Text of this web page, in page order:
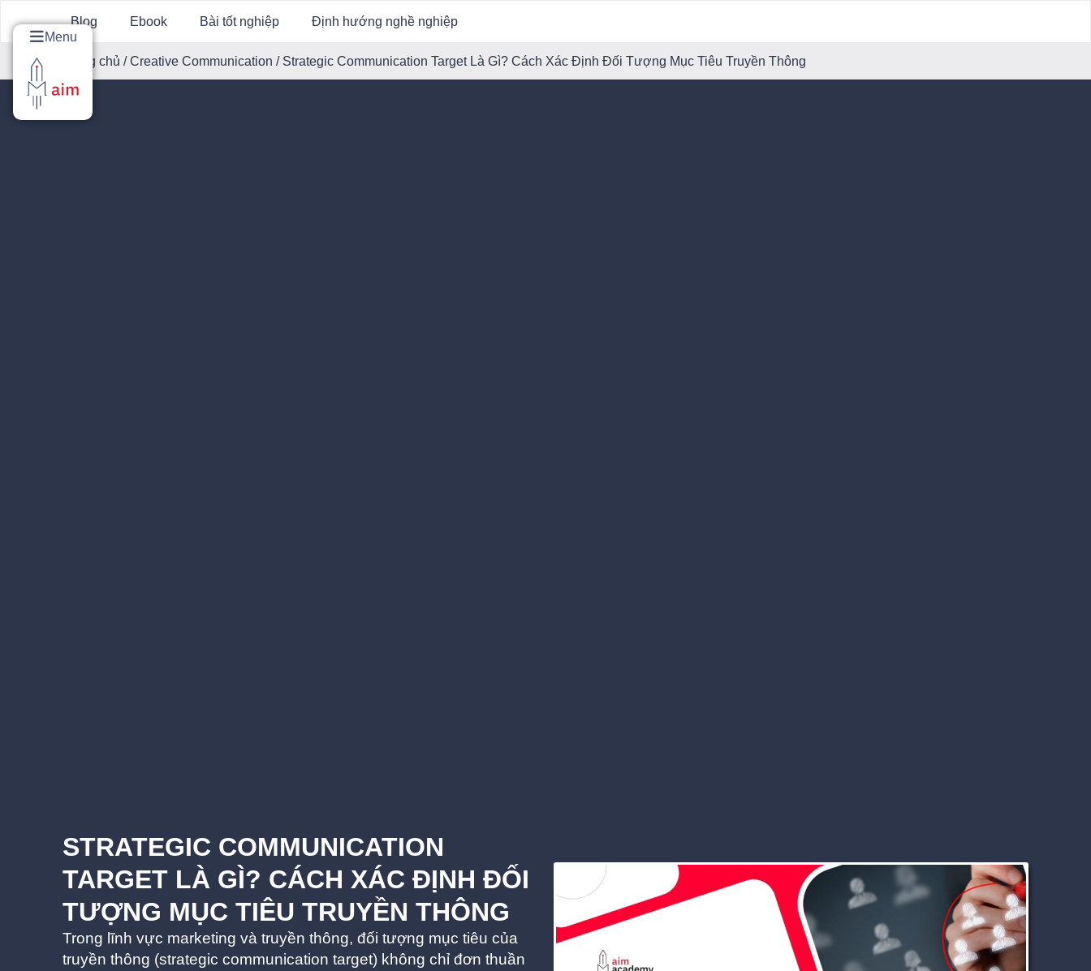
Menu
Blog Ebook Bài tốt nghiệp Định hướng nghề nghiệp
Trang chủ /Creative Communication / Strategic Communication Target Là Gì? Cách Xác Định Đối Tượng Mục Tiêu Truyền Thông
STRATEGIC COMMUNICATION
TARGET LÀ GÌ? CÁCH XÁC ĐỊNH ĐỐI
TƯỢNG MỤC TIÊU TRUYỀN THÔNG
Trong lĩnh vực marketing và truyền thông, đối tượng mục tiêu của
truyền thông (strategic communication target) không chỉ đơn thuần